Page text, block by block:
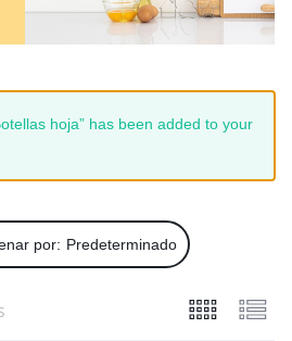
hoja” has been added to your
por: Predeterminado